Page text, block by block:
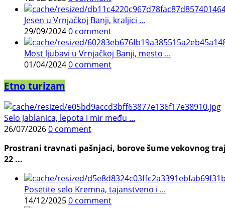
Jesen u Vrnjačkoj Banji, kraljici ...
29/09/20240 comment
Most ljubavi u Vrnjačkoj Banji, mesto ...
01/04/20240 comment
Etno turizam
Selo Jablanica, lepota i mir među ...
26/07/20260 comment
Prostrani travnati pašnjaci, borove šume vekovnog
22 ...
Posetite selo Kremna, tajanstveno i ...
14/12/20250 comment